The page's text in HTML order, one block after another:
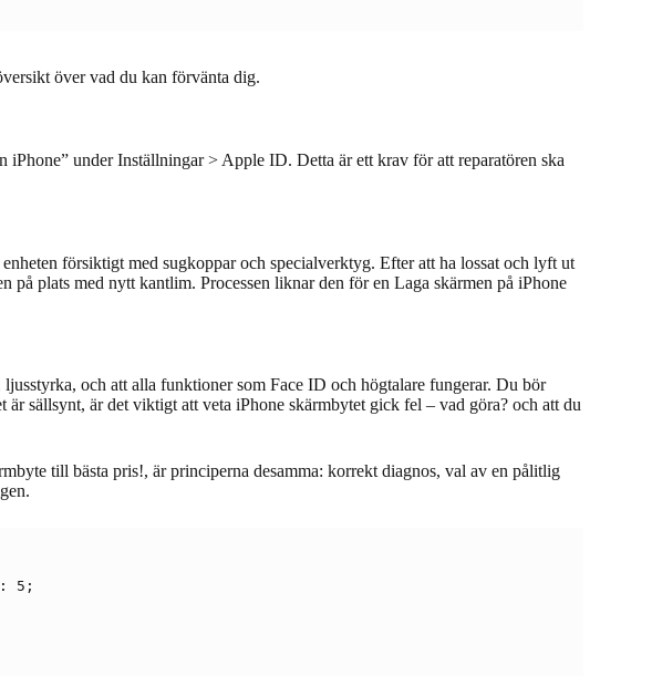
över vad du kan förvänta dig.
iPhone” under Inställningar > Apple ID. Detta är ett krav för att reparatören ska
försiktigt med sugkoppar och specialverktyg. Efter att ha lossat och lyft ut
på plats med nytt kantlim. Processen liknar den för en Laga skärmen på iPhone
och att alla funktioner som Face ID och högtalare fungerar. Du bör
sällsynt, är det viktigt att veta iPhone skärmbytet gick fel – vad göra? och att du
till bästa pris!, är principerna desamma: korrekt diagnos, val av en pålitlig
5;